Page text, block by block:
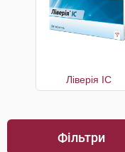
Ліверія IC
Фільтри